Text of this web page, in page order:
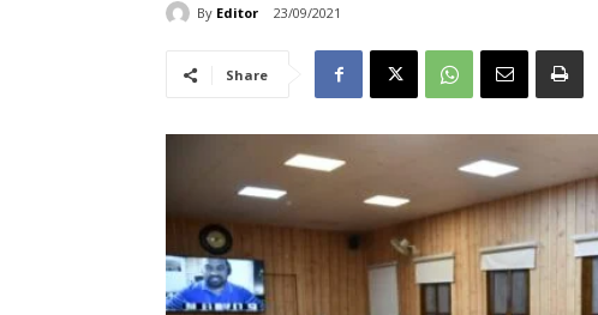
By Editor 23/09/2021
Share